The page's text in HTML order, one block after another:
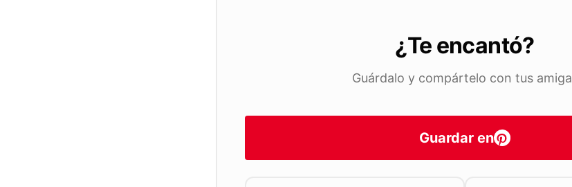
¿Te encantó?
Guárdalo y compártelo con tus
Guardar en